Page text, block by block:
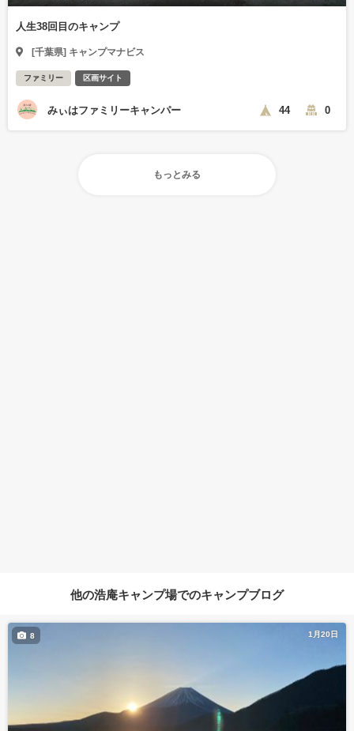
人生38回目のキャンプ
[千葉県] キャンプマナビス
ファミリー 区画サイト
みぃはファミリーキャンパー 44 0
もっとみる
他の浩庵キャンプ場でのキャンプブログ
1月20日
8